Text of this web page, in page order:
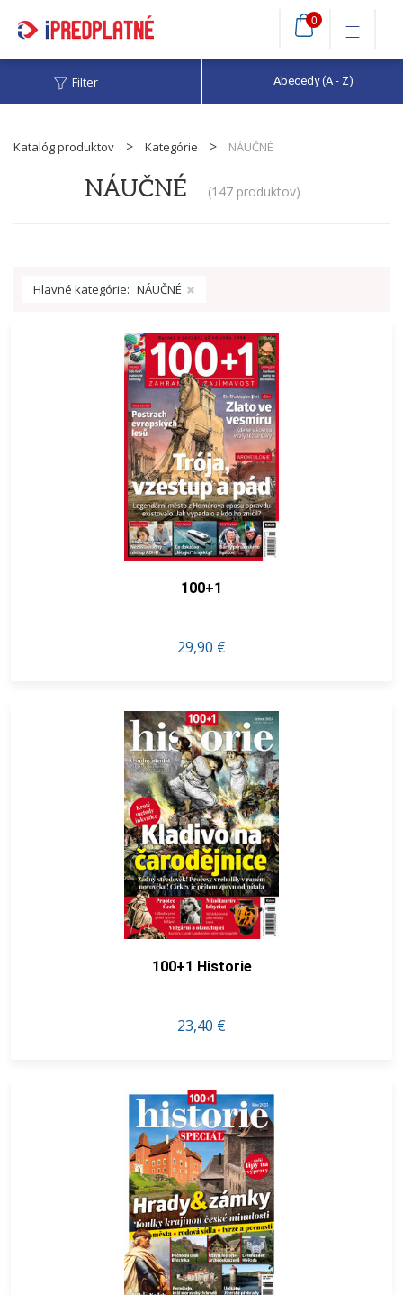
0
Katalóg produktov Kategórie NÁUČNÉ
NÁUČNÉ (147 produktov)
Abecedy (A - Z)
Filter
Hlavné kategórie: NÁUČNÉ
100+1
29,90 €
100+1 Historie
23,40 €